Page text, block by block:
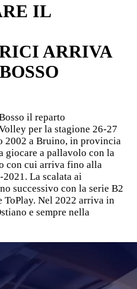
IL
ARRIVA
il reparto
per la stagione 26-27
2002 a Bruino, in provincia
giocare a pallavolo con la
con cui arriva fino alla
La scalata ai
successivo con la serie B2
ToPlay. Nel 2022 arriva in
e sempre nella